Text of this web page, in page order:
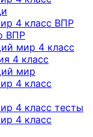
4 класс ВПР
ВПР
мир 4 класс
4 класс
мир
4 класс
4 класс тесты
4 класс